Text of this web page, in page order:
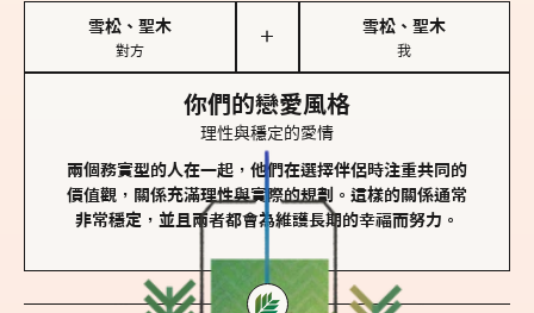
雪松、聖木
對方
＋
雪松、聖木
我
你們的戀愛風格
理性與穩定的愛情
兩個務實型的人在一起，他們在選擇伴侶時注重共同的
價值觀，關係充滿理性與實際的規劃。這樣的關係通常
非常穩定，並且兩者都會為維護長期的幸福而努力。